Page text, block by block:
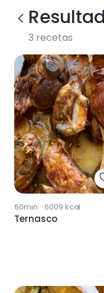
3 recetas
60min · 6009 kcal
Ternasco